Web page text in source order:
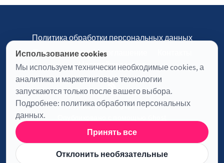
Использование cookies
Мы используем технически необходимые cookies, а
аналитика и маркетинговые технологии
запускаются только после вашего выбора.
Подробнее: политика обработки персональных
данных.
Принять все
Отклонить необязательные
Политика обработки персональных данных
Пользовательское соглашение
Настройки cookies
Журнал «Отинофф» © 2026
Информация о лицензии JavaScript